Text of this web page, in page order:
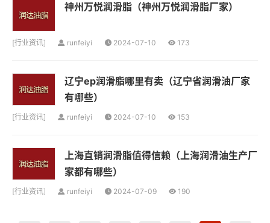
神州万悦润滑脂（神州万悦润滑脂厂家）
[行业资讯] runfeiyi 2024-07-10 173
辽宁ep润滑脂哪里有卖（辽宁省润滑油厂家
有哪些）
[行业资讯] runfeiyi 2024-07-10 153
上海直销润滑脂值得信赖（上海润滑油生产厂
家都有哪些）
[行业资讯] runfeiyi 2024-07-09 190